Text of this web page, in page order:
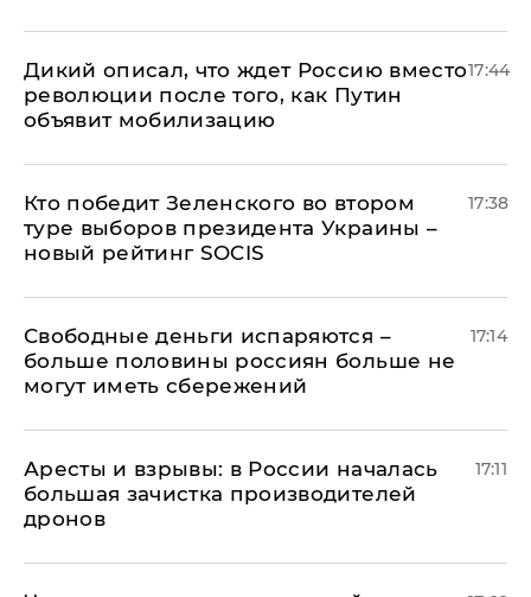
Дикий описал, что ждет Россию вместо
революции после того, как Путин
объявит мобилизацию
17:44
Кто победит Зеленского во втором
туре выборов президента Украины –
новый рейтинг SOCIS
17:38
Свободные деньги испаряются –
больше половины россиян больше не
могут иметь сбережений
17:14
Аресты и взрывы: в России началась
большая зачистка производителей
дронов
17:11